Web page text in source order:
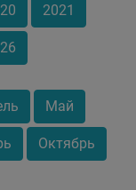
2021
Май
Октябрь